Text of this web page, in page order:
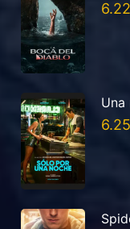
6.22
Una
6.25